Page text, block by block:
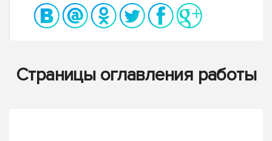
Страницы оглавления работы